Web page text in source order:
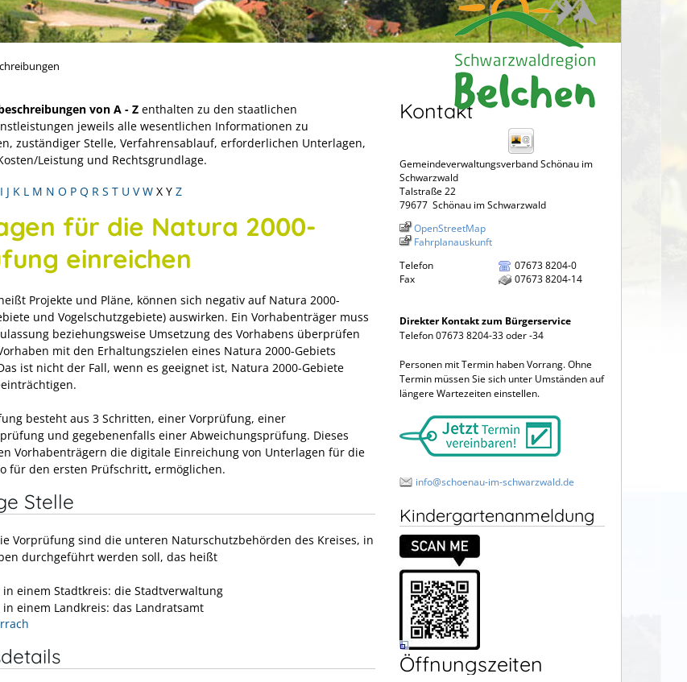
von A - Z enthalten zu den staatlichen
jeweils alle wesentlichen Informationen zu
zuständiger Stelle, Verfahrensablauf, erforderlichen Unterlagen,
Leistung und Rechtsgrundlage.
I J K L M N O P Q R S T U V W X Y Z
für die Natura 2000-
einreichen
Projekte und Pläne, können sich negativ auf Natura 2000-
und Vogelschutzgebiete) auswirken. Ein Vorhabenträger muss
beziehungsweise Umsetzung des Vorhabens überprüfen
mit den Erhaltungszielen eines Natura 2000-Gebiets
ist nicht der Fall, wenn es geeignet ist, Natura 2000-Gebiete
besteht aus 3 Schritten, einer Vorprüfung, einer
und gegebenenfalls einer Abweichungsprüfung. Dieses
Vorhabenträgern die digitale Einreichung von Unterlagen für die
für den ersten Prüfschritt, ermöglichen.
Stelle
Vorprüfung sind die unteren Naturschutzbehörden des Kreises, in
durchgeführt werden soll, das heißt
in einem Stadtkreis: die Stadtverwaltung
einem Landkreis: das Landratsamt
Kontakt
Gemeindeverwaltungsverband Schönau im
Schwarzwald
Talstraße 22
79677 Schönau im Schwarzwald
OpenStreetMap
Fahrplanauskunft
Telefon
07673 8204-0
Fax
07673 8204-14
Direkter Kontakt zum Bürgerservice
Telefon 07673 8204-33 oder -34
Personen mit Termin haben Vorrang. Ohne
Termin müssen Sie sich unter Umständen auf
längere Wartezeiten einstellen.
info@schoenau-im-schwarzwald.de
Kindergartenanmeldung
Öffnungszeiten